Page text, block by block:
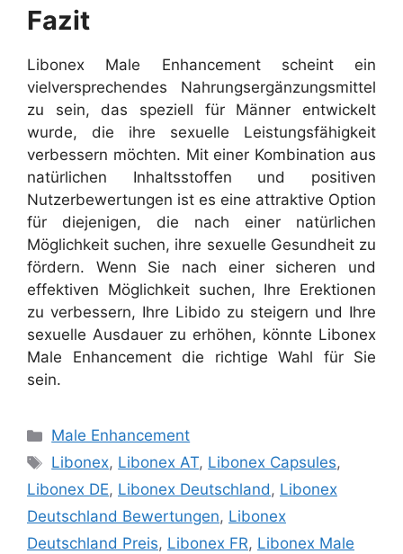
Fazit
Libonex Male Enhancement scheint ein
vielversprechendes Nahrungsergänzungsmittel
zu sein, das speziell für Männer entwickelt
wurde, die ihre sexuelle Leistungsfähigkeit
verbessern möchten. Mit einer Kombination aus
natürlichen Inhaltsstoffen und positiven
Nutzerbewertungen ist es eine attraktive Option
für diejenigen, die nach einer natürlichen
Möglichkeit suchen, ihre sexuelle Gesundheit zu
fördern. Wenn Sie nach einer sicheren und
effektiven Möglichkeit suchen, Ihre Erektionen
zu verbessern, Ihre Libido zu steigern und Ihre
sexuelle Ausdauer zu erhöhen, könnte Libonex
Male Enhancement die richtige Wahl für Sie
sein.
Categories
Male Enhancement
Tags
Libonex, Libonex AT, Libonex Capsules,
Libonex DE, Libonex Deutschland, Libonex
Deutschland Bewertungen, Libonex
Deutschland Preis, Libonex FR, Libonex Male